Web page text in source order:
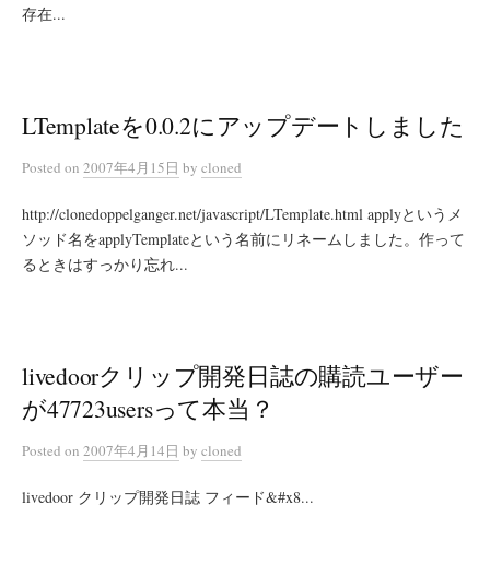
存在...
LTemplateを0.0.2にアップデートしました
Posted on 2007年4月15日 by cloned
http://clonedoppelganger.net/javascript/LTemplate.html applyというメ
ソッド名をapplyTemplateという名前にリネームしました。作って
るときはすっかり忘れ...
livedoorクリップ開発日誌の購読ユーザー
が47723usersって本当？
Posted on 2007年4月14日 by cloned
livedoor クリップ開発日誌 フィード&#x8...